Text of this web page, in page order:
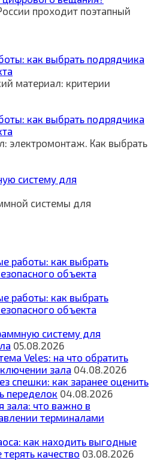
проходит поэтапный
как выбрать подрядчика
материал: критерии
как выбрать подрядчика
электромонтаж. Как выбрать
систему для
системы для
работы: как выбрать
объекта
работы: как выбрать
объекта
систему для
05.08.2026
Veles: на что обратить
зала 04.08.2026
спешки: как заранее оценить
переделок 04.08.2026
зала: что важно в
терминалами
как находить выгодные
качество 03.08.2026